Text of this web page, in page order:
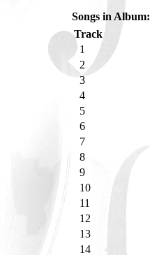
Songs in Album:
Track
1
2
3
4
5
6
7
8
9
10
11
12
13
14